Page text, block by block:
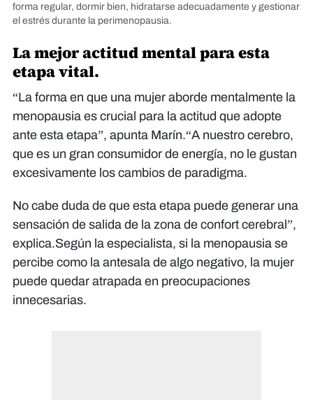
forma regular, dormir bien, hidratarse adecuadamente y gestionar
el estrés durante la perimenopausia.
La mejor actitud mental para esta
etapa vital.
“La forma en que una mujer aborde mentalmente la
menopausia es crucial para la actitud que adopte
ante esta etapa”, apunta Marín.“A nuestro cerebro,
que es un gran consumidor de energía, no le gustan
excesivamente los cambios de paradigma.
No cabe duda de que esta etapa puede generar una
sensación de salida de la zona de confort cerebral”,
explica.Según la especialista, si la menopausia se
percibe como la antesala de algo negativo, la mujer
puede quedar atrapada en preocupaciones
innecesarias.